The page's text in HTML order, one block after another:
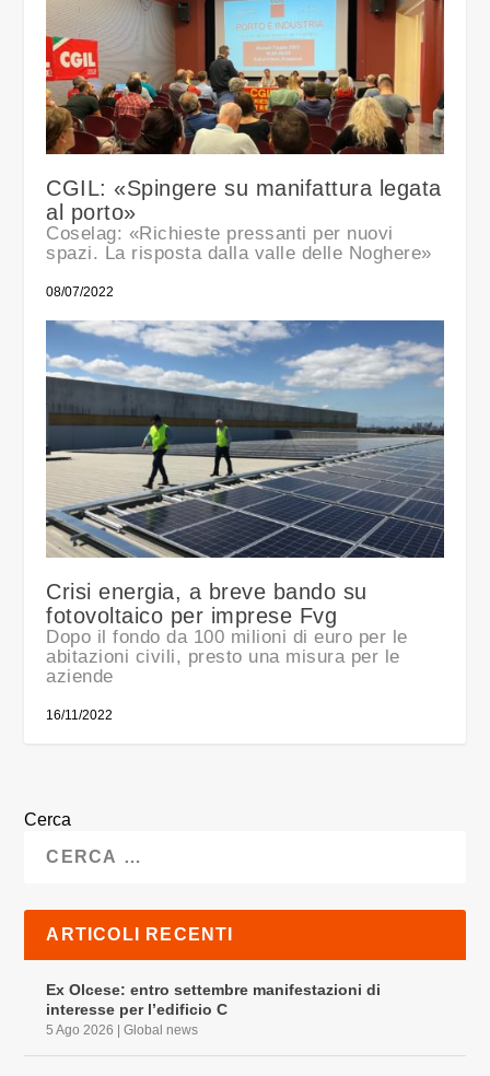
CGIL: «Spingere su manifattura legata
al porto»
Coselag: «Richieste pressanti per nuovi
spazi. La risposta dalla valle delle Noghere»
08/07/2022
Crisi energia, a breve bando su
fotovoltaico per imprese Fvg
Dopo il fondo da 100 milioni di euro per le
abitazioni civili, presto una misura per le
aziende
16/11/2022
Cerca
ARTICOLI RECENTI
Ex Olcese: entro settembre manifestazioni di
interesse per l’edificio C
5 Ago 2026 |Global news